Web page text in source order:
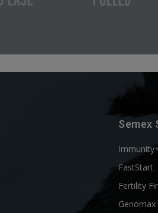
Semex
FastStart
Fertility
Genomax